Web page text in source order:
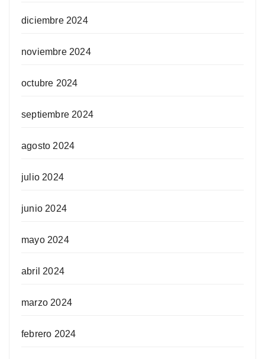
diciembre 2024
noviembre 2024
octubre 2024
septiembre 2024
agosto 2024
julio 2024
junio 2024
mayo 2024
abril 2024
marzo 2024
febrero 2024